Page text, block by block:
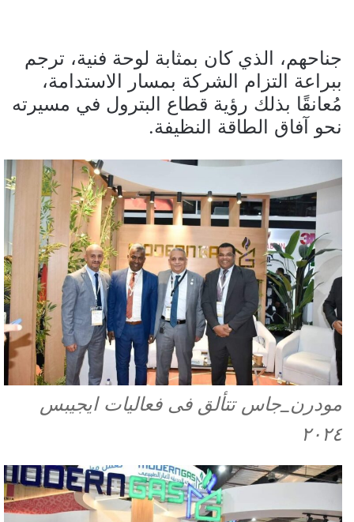
جناحهم، الذي كان بمثابة لوحة فنية، ترجم
ببراعة التزام الشركة بمسار الاستدامة،
مُعانقًا بذلك رؤية قطاع البترول في مسيرته
نحو آفاق الطاقة النظيفة.
مودرن_جاس تتألق فى فعاليات ايجيبس
٢٠٢٤